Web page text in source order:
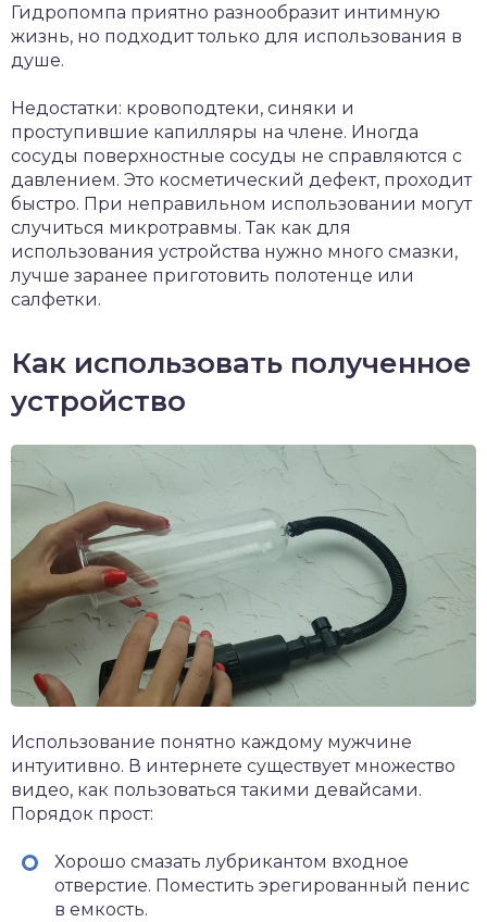
Гидропомпа приятно разнообразит интимную
жизнь, но подходит только для использования в
душе.
Недостатки: кровоподтеки, синяки и
проступившие капилляры на члене. Иногда
сосуды поверхностные сосуды не справляются с
давлением. Это косметический дефект, проходит
быстро. При неправильном использовании могут
случиться микротравмы. Так как для
использования устройства нужно много смазки,
лучше заранее приготовить полотенце или
салфетки.
Как использовать полученное
устройство
Использование понятно каждому мужчине
интуитивно. В интернете существует множество
видео, как пользоваться такими девайсами.
Порядок прост:
Хорошо смазать лубрикантом входное
отверстие. Поместить эрегированный пенис
в емкость.